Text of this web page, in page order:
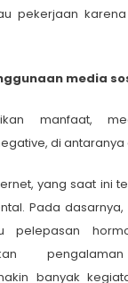
pekerjaan
media
manfaat,
di antaranya
yang saat ini
Pada
pelepasan
banyak